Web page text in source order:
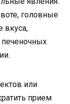
головные
вкуса,
или
прием